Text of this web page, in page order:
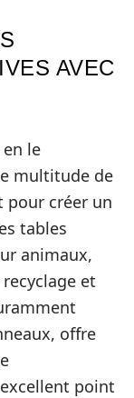
AVEC
le
multitude de
pour créer un
tables
animaux,
et
offre
point